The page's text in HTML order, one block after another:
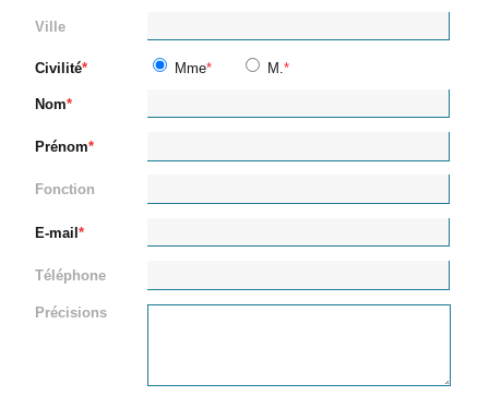
Ville
Civilité Mme M.
Nom
Prénom
Fonction
E-mail
Téléphone
Précisions